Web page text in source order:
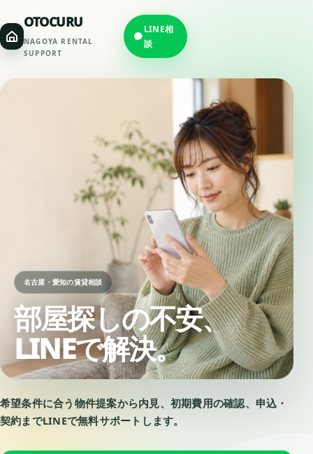
OTOCURU
NAGOYA RENTAL
SUPPORT
LINE相
談
希望条件に合う物件提案から内見、初期費用の確認、申込・
契約までLINEで無料サポートします。
名古屋・愛知の賃貸相談
部屋探しの不安、
LINEで解決。